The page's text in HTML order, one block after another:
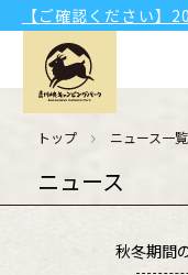
【ご確認ください】
トップ ニュース一覧
ニュース
秋冬期間